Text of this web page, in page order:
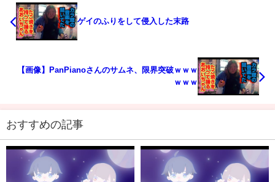
ゲイのふりをして侵入した末路
【画像】PanPianoさんのサムネ、限界突破ｗｗｗ
ｗｗｗ
おすすめの記事